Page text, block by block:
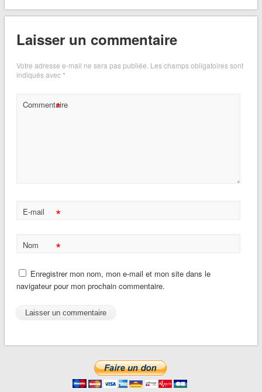
Laisser un commentaire
Votre adresse e-mail ne sera pas publiée. Les champs obligatoires sont
indiqués avec*
Commentaire
*
E-mail *
Nom *
Enregistrer mon nom, mon e-mail et mon site dans le
navigateur pour mon prochain commentaire.